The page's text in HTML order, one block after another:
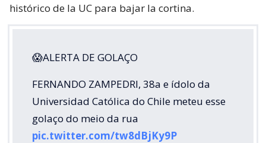
histórico de la UC para bajar la cortina.
😱ALERTA DE GOLAÇO
FERNANDO ZAMPEDRI, 38a e ídolo da
Universidad Católica do Chile meteu esse
golaço do meio da rua
pic.twitter.com/tw8dBjKy9P